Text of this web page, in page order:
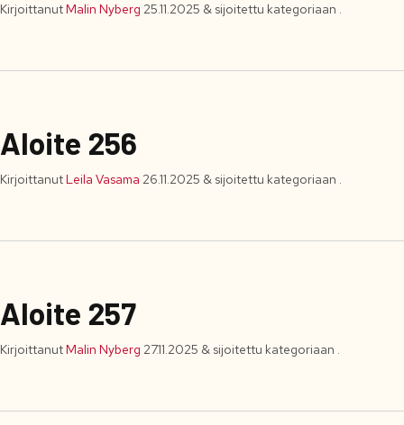
KirjoittanutMalin Nyberg 25.11.2025 & sijoitettu kategoriaan .
Aloite 256
KirjoittanutLeila Vasama 26.11.2025 & sijoitettu kategoriaan .
Aloite 257
KirjoittanutMalin Nyberg 27.11.2025 & sijoitettu kategoriaan .